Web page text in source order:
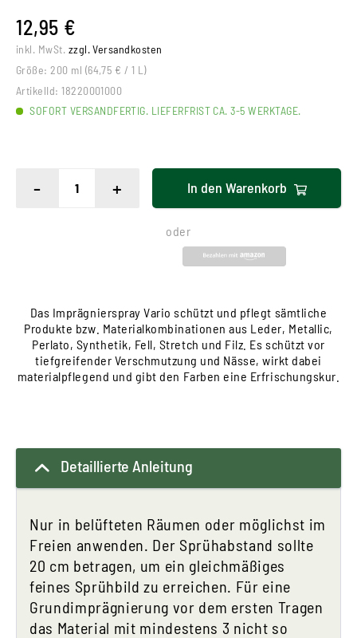
12,95 €
inkl. MwSt. zzgl. Versandkosten
Größe: 200 ml (64,75 € / 1 L)
ArtikelId: 18220001000
SOFORT VERSANDFERTIG. LIEFERFRIST CA. 3-5 WERKTAGE.
- + In den Warenkorb
oder
Das Imprägnierspray Vario schützt und pflegt sämtliche
Produkte bzw. Materialkombinationen aus Leder, Metallic,
Perlato, Synthetik, Fell, Stretch und Filz. Es schützt vor
tiefgreifender Verschmutzung und Nässe, wirkt dabei
materialpflegend und gibt den Farben eine Erfrischungskur.
Detaillierte Anleitung
Nur in belüfteten Räumen oder möglichst im
Freien anwenden. Der Sprühabstand sollte
20 cm betragen, um ein gleichmäßiges
feines Sprühbild zu erreichen. Für eine
Grundimprägnierung vor dem ersten Tragen
das Material mit mindestens 3 nicht so